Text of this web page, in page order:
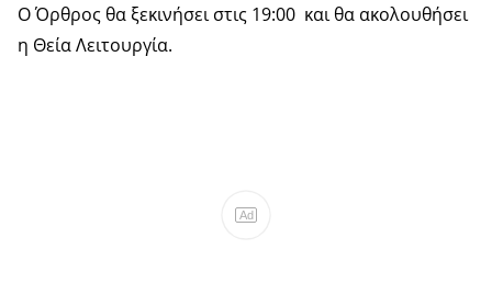
Ο Όρθρος θα ξεκινήσει στις 19:00 και θα ακολουθήσει
η Θεία Λειτουργία.
Ad